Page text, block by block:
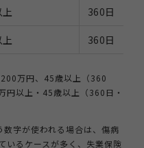
360日
360日
万円、45歳以上（360
円以上・45歳以上（360日・
字が使われる場合は、傷病
いるケースが多く、失業保険